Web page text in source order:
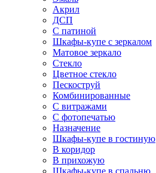
Акрил
ДСП
С патиной
Шкафы-купе с зеркалом
Матовое зеркало
Стекло
Цветное стекло
Пескоструй
Комбинированные
С витражами
С фотопечатью
Назначение
Шкафы-купе в гостиную
В коридор
В прихожую
Шкафы-купе в спальню